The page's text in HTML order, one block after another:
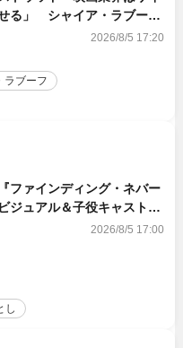
る」 シャイア・ラブーフ
ラブルを振り返る2026/8/5 17:20
ラブーフ
ファインディング・ネバー
ジュアル＆子役キャスト解
2026/8/5 17:00
し